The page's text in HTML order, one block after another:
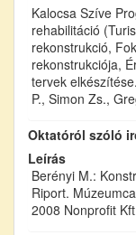
Kalocsa Szíve
rehabilitáció
rekonstrukció,
rekonstrukciója,
tervek
P., Simon Zs.,
Oktatóról szóló
Leírás
Berényi M.:
Riport.
2008 Nonprofit